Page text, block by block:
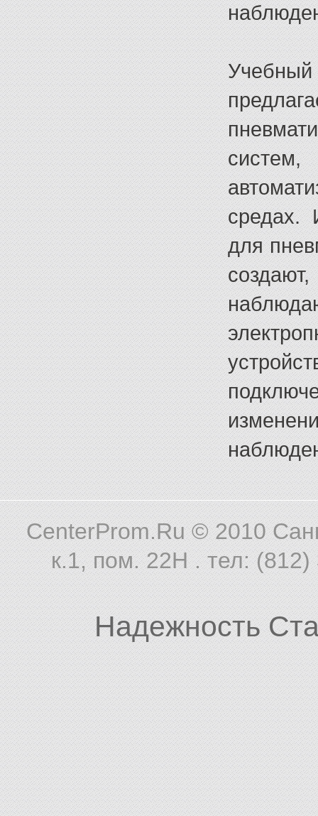
Учебный
средах.
для
CenterProm.Ru © 2010
к.1, пом. 22Н . тел:
Надежность